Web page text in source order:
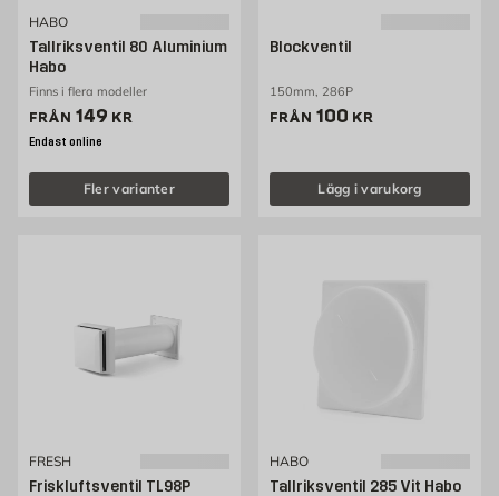
HABO
Tallriksventil 80 Aluminium
Habo
Finns i flera modeller
FRÅN Pris 149 kr
149 KR
Endast online
Fler varianter
Blockventil
150mm, 286P
FRÅN Pris 100 kr
100 KR
Lägg i varukorg
FRESH
Friskluftsventil TL98P
HABO
Tallriksventil 285 Vit Habo